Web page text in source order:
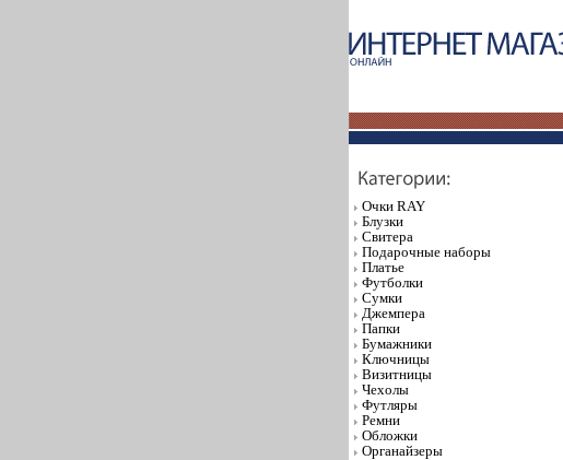
Очки RAY
Блузки
Свитера
Подарочные наборы
Платье
Футболки
Сумки
Джемпера
Папки
Бумажники
Ключницы
Визитницы
Чехолы
Футляры
Ремни
Обложки
Органайзеры